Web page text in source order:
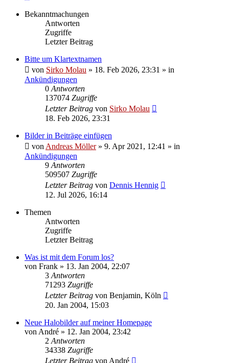
Bekanntmachungen
Antworten
Zugriffe
Letzter Beitrag
Bitte um Klartextnamen
von Sirko Molau » 18. Feb 2026, 23:31 » in
Ankündigungen
0 Antworten
137074 Zugriffe
Letzter Beitrag von Sirko Molau
18. Feb 2026, 23:31
Bilder in Beiträge einfügen
von Andreas Möller» 9. Apr 2021, 12:41 » in
Ankündigungen
9 Antworten
509507 Zugriffe
Letzter Beitrag von Dennis Hennig
12. Jul 2026, 16:14
Themen
Antworten
Zugriffe
Letzter Beitrag
Was ist mit dem Forum los?
von Frank » 13. Jan 2004, 22:07
3 Antworten
71293 Zugriffe
Letzter Beitrag von Benjamin, Köln
20. Jan 2004, 15:03
Neue Halobilder auf meiner Homepage
von André » 12. Jan 2004, 23:42
2 Antworten
34338 Zugriffe
Letzter Beitrag von André